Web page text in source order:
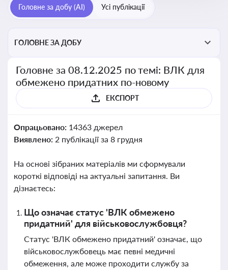
Головне за добу (AI) Усі публікації
ГОЛОВНЕ ЗА ДОБУ
Головне за 08.12.2025 по темі: ВЛК для
обмежено придатних по-новому
ЕКСПОРТ
Опрацьовано: 14363 джерел
Виявлено: 2 публікації за 8 грудня
На основі зібраних матеріалів ми сформували
короткі відповіді на актуальні запитання. Ви
дізнаєтесь:
Що означає статус 'ВЛК обмежено
придатний' для військовослужбовця?
Статус 'ВЛК обмежено придатний' означає, що
військовослужбовець має певні медичні
обмеження, але може проходити службу за